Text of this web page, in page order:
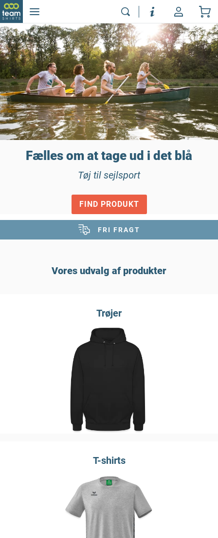
Fælles om at tage ud i det blå
Tøj til sejlsport
FIND PRODUKT
FRI FRAGT
Vores udvalg af produkter
Trøjer
T-shirts